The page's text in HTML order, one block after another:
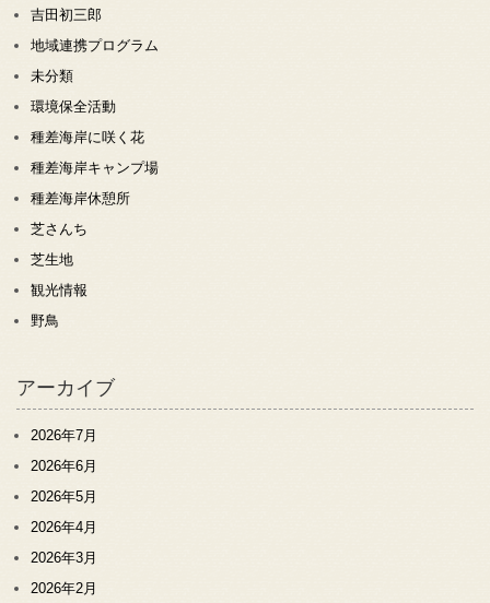
吉田初三郎
地域連携プログラム
未分類
環境保全活動
種差海岸に咲く花
種差海岸キャンプ場
種差海岸休憩所
芝さんち
芝生地
観光情報
野鳥
アーカイブ
2026年7月
2026年6月
2026年5月
2026年4月
2026年3月
2026年2月